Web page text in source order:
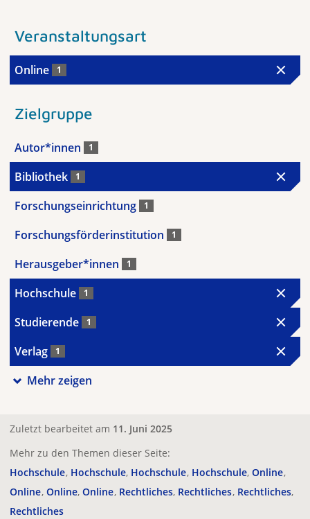
Veranstaltungsart
Online 1
Zielgruppe
Autor*innen 1
Bibliothek 1
Forschungseinrichtung 1
Forschungsförderinstitution 1
Herausgeber*innen 1
Hochschule 1
Studierende 1
Verlag 1
Mehr zeigen
Zuletzt bearbeitet am 11. Juni 2025
Mehr zu den Themen dieser Seite:
Hochschule Hochschule Hochschule Hochschule Online
Online Online Online Rechtliches Rechtliches Rechtliches
Rechtliches